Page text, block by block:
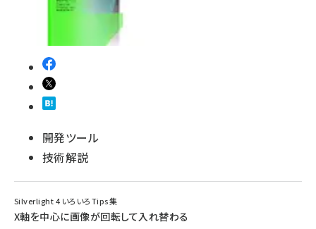
開発ツール
技術解説
Silverlight 4 いろいろTips集
X軸を中心に画像が回転して入れ替わる